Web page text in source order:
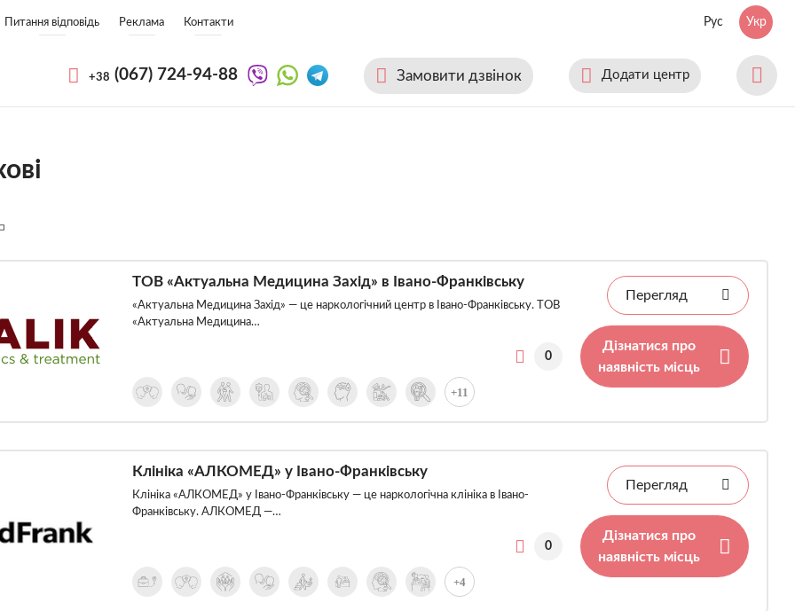
Питання відповідь Реклама Контакти Рус Укр
+38 (067) 724-94-88 Замовити дзвінок Додати центр
ТОВ «Актуальна Медицина Захід» в Івано-Франківську
«Актуальна Медицина Захід» — це наркологічний центр в Івано-Франківську. ТОВ
«Актуальна Медицина…
0
+11
Перегляд
Дізнатися про
наявність місць
Клініка «АЛКОМЕД» у Івано-Франківську
Клініка «АЛКОМЕД» у Івано-Франківську — це наркологічна клініка в Івано-
Франківську. АЛКОМЕД —…
0
+4
Перегляд
Дізнатися про
наявність місць